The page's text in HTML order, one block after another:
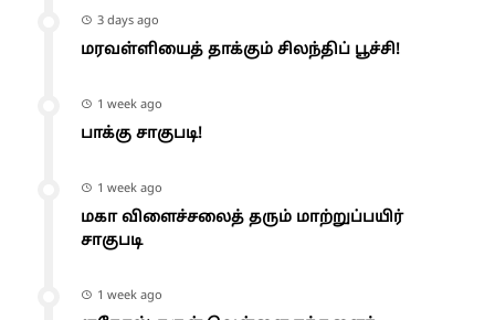
3 days ago
மரவள்ளியைத் தாக்கும் சிலந்திப் பூச்சி!
1 week ago
பாக்கு சாகுபடி!
1 week ago
மகா விளைச்சலைத் தரும் மாற்றுப்பயிர்
சாகுபடி
1 week ago